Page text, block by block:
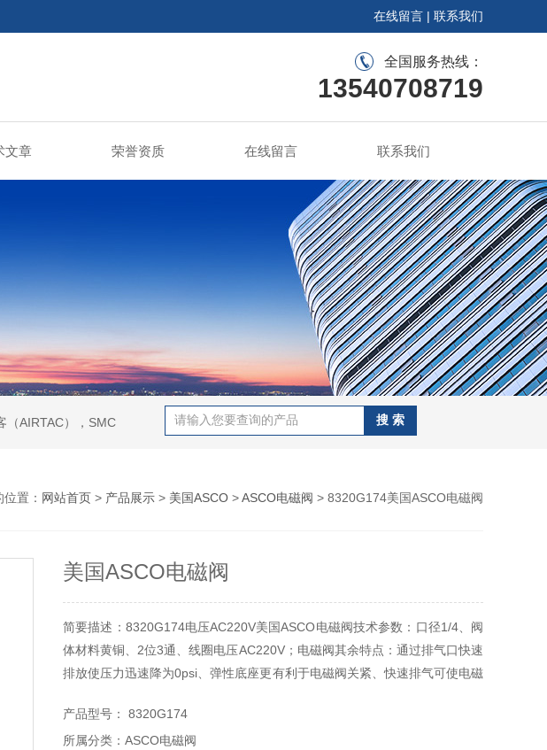
在线留言 | 联系我们
全国服务热线：
13540708719
文章 荣誉资质 在线留言 联系我们
（AIRTAC），SMC
置： 网站首页 > 产品展示 > 美国ASCO >ASCO电磁阀 > 8320G174美国ASCO电磁阀
美国ASCO电磁阀
简要描述：8320G174电压AC220V美国ASCO电磁阀技术参数：口径1/4、阀
体材料黄铜、2位3通、线圈电压AC220V；电磁阀其余特点：通过排气口快速
排放使压力迅速降为0psi、弹性底座更有利于电磁阀关紧、快速排气可使电磁
胶，膜片CR，阀芯套管305不锈钢，动静铁芯430F不锈钢，阀芯弹簧302不
锈钢和17-7PH不锈钢，屏蔽环铜，先
产品型号： 8320G174
所属分类：ASCO电磁阀